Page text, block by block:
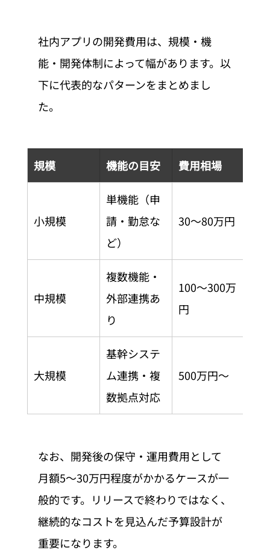
社内アプリの開発費用は、規模・機
能・開発体制によって幅があります。以
下に代表的なパターンをまとめまし
た。
規模 機能の目安 費用相場
小規模
単機能（申
請・勤怠な
ど）
30〜80万円
中規模
複数機能・
外部連携あ
り
100〜300万
円
大規模
基幹システ
ム連携・複
数拠点対応
500万円〜
なお、開発後の保守・運用費用として
月額5〜30万円程度がかかるケースが一
般的です。リリースで終わりではなく、
継続的なコストを見込んだ予算設計が
重要になります。